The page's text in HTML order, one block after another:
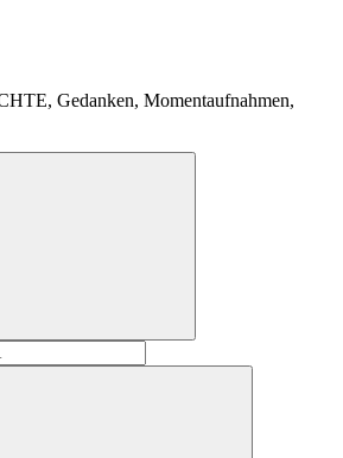
Gedanken, Momentaufnahmen,